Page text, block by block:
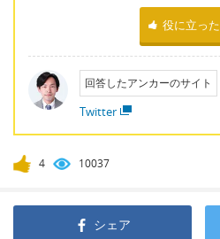
役に立った
回答したアンカーのサイト
Twitter
4 10037
シェア